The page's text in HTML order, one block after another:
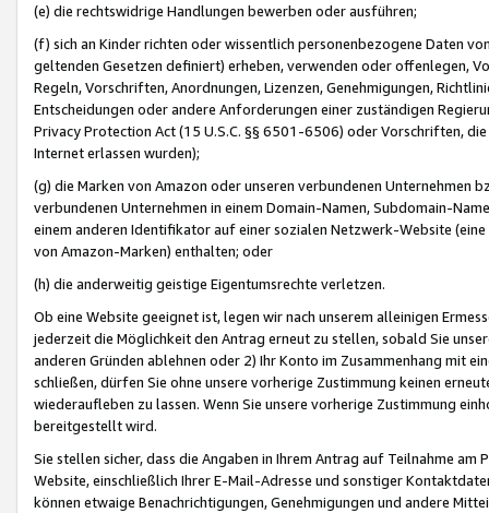
(e) die rechtswidrige Handlungen bewerben oder ausführen;
(f) sich an Kinder richten oder wissentlich personenbezogene Daten
geltenden Gesetzen definiert) erheben, verwenden oder offenlegen,
Regeln, Vorschriften, Anordnungen, Lizenzen, Genehmigungen,
Entscheidungen oder andere Anforderungen einer zuständigen
Privacy Protection Act (15 U.S.C. §§ 6501-6506) oder Vorschriften,
Internet erlassen wurden);
(g) die Marken von Amazon oder unseren verbundenen Unternehmen
verbundenen Unternehmen in einem Domain-Namen, Subdomain-
einem anderen Identifikator auf einer sozialen Netzwerk-Website
von Amazon-Marken) enthalten; oder
(h) die anderweitig geistige Eigentumsrechte verletzen.
Ob eine Website geeignet ist, legen wir nach unserem alleinigen
jederzeit die Möglichkeit den Antrag erneut zu stellen, sobald Sie
anderen Gründen ablehnen oder 2) Ihr Konto im Zusammenhang mit
schließen, dürfen Sie ohne unsere vorherige Zustimmung keinen
wiederaufleben zu lassen. Wenn Sie unsere vorherige Zustimmung
bereitgestellt wird.
Sie stellen sicher, dass die Angaben in Ihrem Antrag auf Teilnahme
Website, einschließlich Ihrer E-Mail-Adresse und sonstiger
können etwaige Benachrichtigungen, Genehmigungen und andere